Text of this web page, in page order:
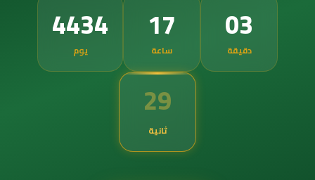
4434
يوم
17
ساعة
03
دقيقة
28
ثانية